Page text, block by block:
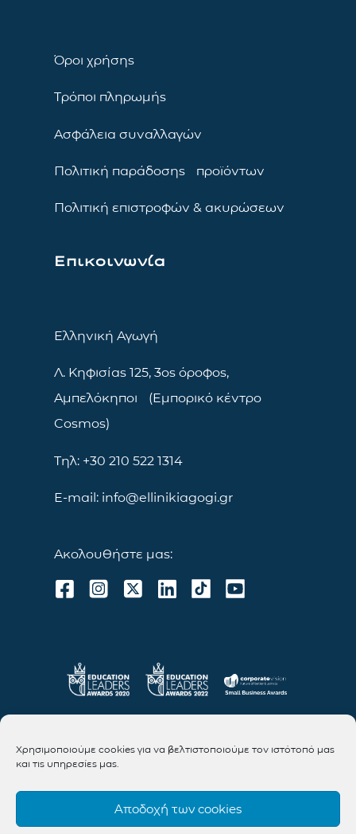
Χρησιμοποιούμε cookies για να βελτιστοποιούμε τον ιστότοπό μας
και τις υπηρεσίες μας.
Αποδοχή των cookies
Όροι χρήσης
Τρόποι πληρωμής
Ασφάλεια συναλλαγών
Πολιτική παράδοσης προϊόντων
Πολιτική επιστροφών & ακυρώσεων
Επικοινωνία
Ελληνική Αγωγή
Λ. Κηφισίας 125, 3ος όροφος,
Αμπελόκηποι (Εμπορικό κέντρο
Cosmos)
Τηλ: +30 210 522 1314
E-mail: info@ellinikiagogi.gr
Ακολουθήστε μας: